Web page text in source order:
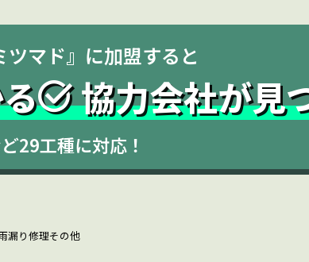
ツマド』に加盟すると
協力会社が見
29工種に対応！
漏り修理その他